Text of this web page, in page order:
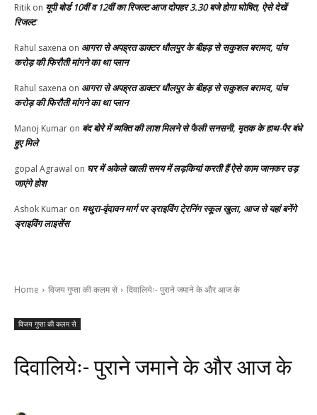
Ritik on यूपी बोर्ड 10वीं व 12वीं का रिजल्ट आज दोपहर 3.30 बजे होगा घोषित, ऐसे देखें
रिजल्ट
Rahul saxena on आगरा से अपह्रत डाक्टर धौलपुर के बीहड़ से सकुशल बरामद, पांच
करोड़ की फिरौती मांगने का था प्लान
Rahul saxena on आगरा से अपह्रत डाक्टर धौलपुर के बीहड़ से सकुशल बरामद, पांच
करोड़ की फिरौती मांगने का था प्लान
Manoj Kumar on बंद बोरे में व्यक्ति की लाश मिलने से फैली सनसनी, मृतक के हाथ-पैर बंधे
हुए मिले
gopal Agrawal on घर में अकेले खाली समय में लड़कियां करती हैं ऐसे काम जानकर उड़
जाएंगे होश
Ashok Kumar on मथुरा-वृंदावन मार्ग पर ड्राइविंग टे्रनिंग स्कूल खुला, आज से यहां बनेंगे
ड्राइविंग लाइसेंस